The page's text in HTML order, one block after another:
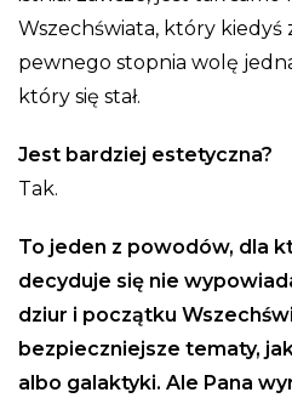
Wszechświata, który kiedyś
pewnego stopnia wolę
który się stał.
Jest bardziej estetyczna?
Tak.
To jeden z powodów, dla
decyduje się nie
dziur i początku
bezpieczniejsze tematy,
albo galaktyki. Ale Pana